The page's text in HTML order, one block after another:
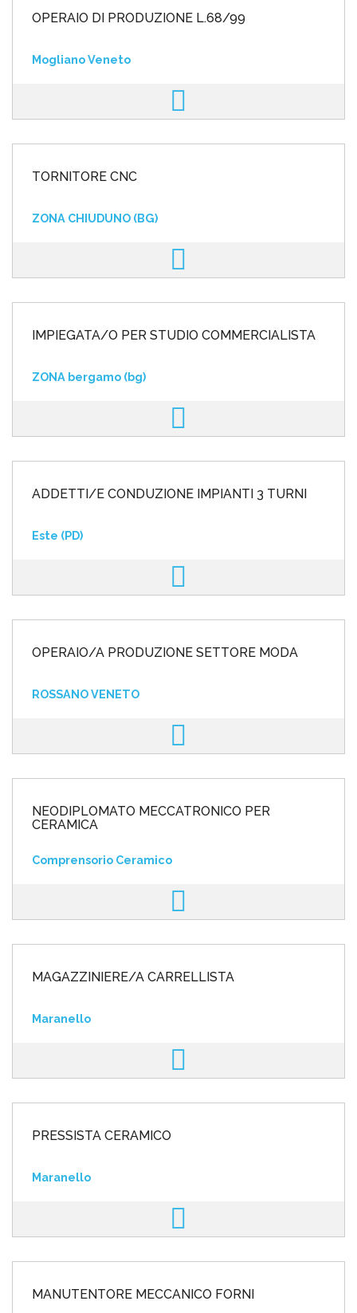
OPERAIO DI PRODUZIONE L.68/99
Mogliano Veneto
TORNITORE CNC
ZONA CHIUDUNO (BG)
IMPIEGATA/O PER STUDIO COMMERCIALISTA
ZONA bergamo (bg)
ADDETTI/E CONDUZIONE IMPIANTI 3 TURNI
Este (PD)
OPERAIO/A PRODUZIONE SETTORE MODA
ROSSANO VENETO
NEODIPLOMATO MECCATRONICO PER
CERAMICA
Comprensorio Ceramico
MAGAZZINIERE/A CARRELLISTA
Maranello
PRESSISTA CERAMICO
Maranello
MANUTENTORE MECCANICO FORNI